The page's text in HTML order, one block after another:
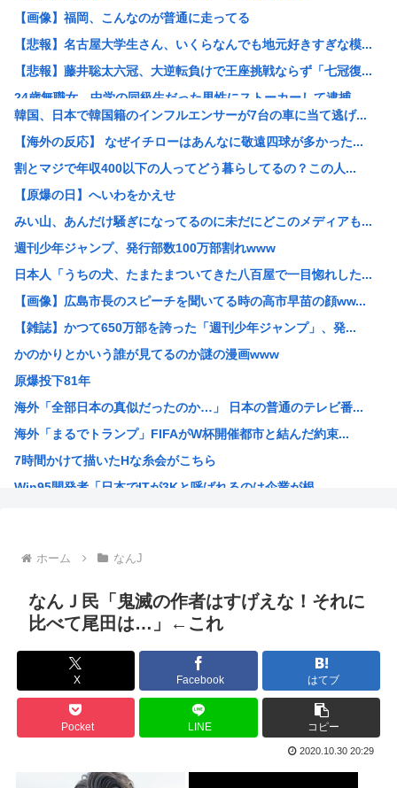
【画像】福岡、こんなのが普通に走ってる
【悲報】名古屋大学生さん、いくらなんでも地元好きすぎな模...
【悲報】藤井聡太六冠、大逆転負けで王座挑戦ならず「七冠復...
24歳無職女、中学の同級生だった男性にストーカーして逮捕...
“総資産7億円”桐谷さん、がん判明で後悔も…「現金をいく...
【悲報】想像の200倍、形がエグい「ナス」見つかるwww
熱帯魚欲しいから近所の川にとりにきた（※画像あり）
中国「大洪水！」中国ダム「決壊」地元民「公式発表より死者...
【悲報】風俗嬢やってる女の末路www
日本版「絶対に立ち入ってはいけない場所」がヤバすぎた…
【正論】 有吉「『俺テレビ見ない』って言う奴おかしいだろ...
イオンモール熊本の爆発､ガス管に残っていたLPガスが漏れ...
女さん ｢アイドルが19歳にもなってスク水を着させられて...
【速報】ワイの近所の川、死体が上がる → >>...
【悲報】NHK職員さん、番組出演者から性被害に遭う・・・...
【朗報】米、10kg5,000円
【朗報】マツダ、黒字転換！！CX-5がバカ売れ
【画像】風俗に行くとこういう恵体メロン乳(35)を指名し...
韓国、日本で韓国籍のインフルエンサーが7台の車に当て逃げ...
【海外の反応】 なぜイチローはあんなに敬遠四球が多かった...
割とマジで年収400以下の人ってどう暮らしてるの？この人...
【原爆の日】へいわをかえせ
みい山、あんだけ騒ぎになってるのに未だにどこのメディアも...
週刊少年ジャンプ、発行部数100万部割れwww
日本人「うちの犬、たまたまついてきた八百屋で一目惚れした...
【画像】広島市長のスピーチを聞いてる時の高市早苗の顔ww...
【雑誌】かつて650万部を誇った「週刊少年ジャンプ」、発...
かのかりとかいう誰が見てるのか謎の漫画www
原爆投下81年
海外「全部日本の真似だったのか…」 日本の普通のテレビ番...
海外「まるでトランプ」FIFAがW杯開催都市と結んだ約束...
7時間かけて描いたHな糸会がこちら
Win95開発者「日本でITが3Kと呼ばれるのは企業が根...
日本人「うちの犬、たまたまついてきた八百屋で一目惚れした...
海外「まるでトランプ」FIFAがW杯開催都市と結んだ約束...
海外「全部日本の真似だったのか…」 日本の普通のテレビ番...
【海外の反応】 なぜイチローはあんなに敬遠四球が多かった...
平野綾とかいう女声優についてお前らが知ってることwww
みいちゃんと山田さんの漫画の作者なんでこんなに嫌われてる...
声優の長谷川育美さんと結婚したいんやが?
ホーム なんJ
なんＪ民「鬼滅の作者はすげえな！それに
比べて尾田は…」←これ
X Facebook はてブ
Pocket LINE コピー
2020.10.30 20:29